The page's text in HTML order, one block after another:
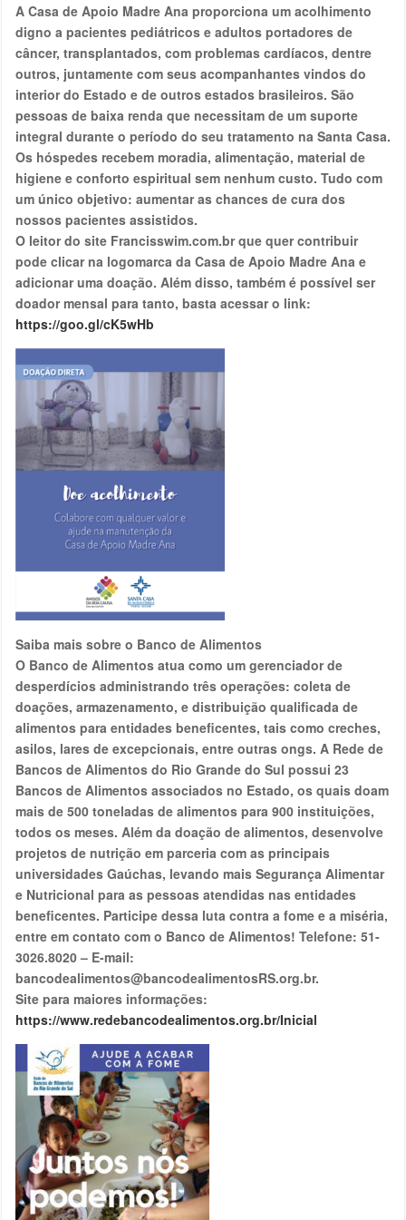
A Casa de Apoio Madre Ana proporciona um acolhimento
digno a pacientes pediátricos e adultos portadores de
câncer, transplantados, com problemas cardíacos, dentre
outros, juntamente com seus acompanhantes vindos do
interior do Estado e de outros estados brasileiros. São
pessoas de baixa renda que necessitam de um suporte
integral durante o período do seu tratamento na Santa Casa.
Os hóspedes recebem moradia, alimentação, material de
higiene e conforto espiritual sem nenhum custo. Tudo com
um único objetivo: aumentar as chances de cura dos
nossos pacientes assistidos.
O leitor do site Francisswim.com.br que quer contribuir
pode clicar na logomarca da Casa de Apoio Madre Ana e
adicionar uma doação. Além disso, também é possível ser
doador mensal para tanto, basta acessar o link:
https://goo.gl/cK5wHb
Saiba mais sobre o Banco de Alimentos
O Banco de Alimentos atua como um gerenciador de
desperdícios administrando três operações: coleta de
doações, armazenamento, e distribuição qualificada de
alimentos para entidades beneficentes, tais como creches,
asilos, lares de excepcionais, entre outras ongs. A Rede de
Bancos de Alimentos do Rio Grande do Sul possui 23
Bancos de Alimentos associados no Estado, os quais doam
mais de 500 toneladas de alimentos para 900 instituições,
todos os meses. Além da doação de alimentos, desenvolve
projetos de nutrição em parceria com as principais
universidades Gaúchas, levando mais Segurança Alimentar
e Nutricional para as pessoas atendidas nas entidades
beneficentes. Participe dessa luta contra a fome e a miséria,
entre em contato com o Banco de Alimentos! Telefone: 51-
3026.8020 – E-mail:
bancodealimentos@bancodealimentosRS.org.br.
Site para maiores informações:
https://www.redebancodealimentos.org.br/Inicial